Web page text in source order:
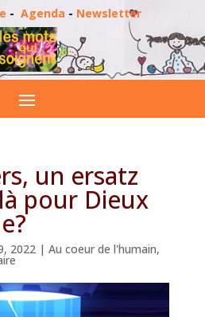
- Agenda - Newsletter
un ersatz
pour Dieux
2022| Au coeur de l'humain,